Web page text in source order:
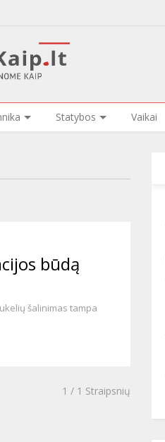
Statybos Vaikai
būdą
šalinimas tampa
1 / 1 Straipsnių